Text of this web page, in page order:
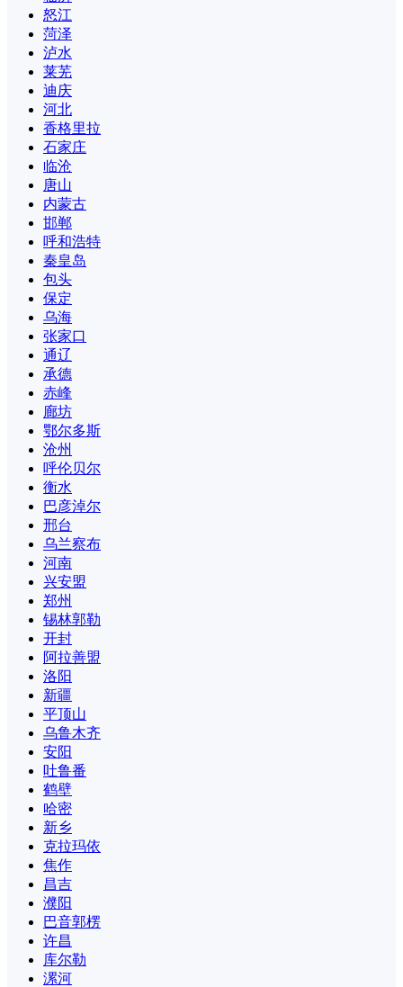
怒江
菏泽
泸水
莱芜
迪庆
河北
香格里拉
石家庄
临沧
唐山
内蒙古
邯郸
呼和浩特
秦皇岛
包头
保定
乌海
张家口
通辽
承德
赤峰
廊坊
鄂尔多斯
沧州
呼伦贝尔
衡水
巴彦淖尔
邢台
乌兰察布
河南
兴安盟
郑州
锡林郭勒
开封
阿拉善盟
洛阳
新疆
平顶山
乌鲁木齐
安阳
吐鲁番
鹤壁
哈密
新乡
克拉玛依
焦作
昌吉
濮阳
巴音郭楞
许昌
库尔勒
漯河